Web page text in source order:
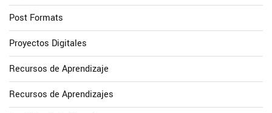
Post Formats
Proyectos Digitales
Recursos de Aprendizaje
Recursos de Aprendizajes